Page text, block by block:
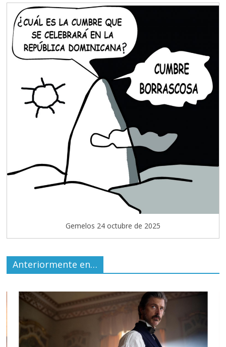
Gemelos 24 octubre de 2025
Anteriormente en…